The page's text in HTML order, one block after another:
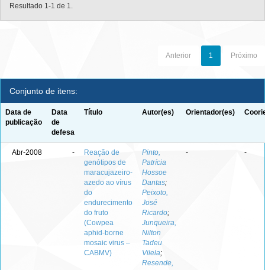
Resultado 1-1 de 1.
Anterior 1 Próximo
Conjunto de itens:
Data de
publicação
Data
de
defesa
Título Autor(es) Orientador(es)
Abr-2008 -
Reação de
genótipos de
maracujazeiro-
azedo ao vírus
do
endurecimento
do fruto
(Cowpea
aphid-borne
mosaic virus –
CABMV)
Pinto,
Patrícia
Hossoe
Dantas;
Peixoto,
José
Ricardo;
Junqueira,
Nilton
Tadeu
Vilela;
Resende,
- -